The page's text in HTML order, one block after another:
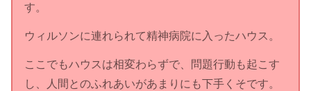
す。
ウィルソンに連れられて精神病院に入ったハウス。
ここでもハウスは相変わらずで、問題行動も起こす
し、人間とのふれあいがあまりにも下手くそです。